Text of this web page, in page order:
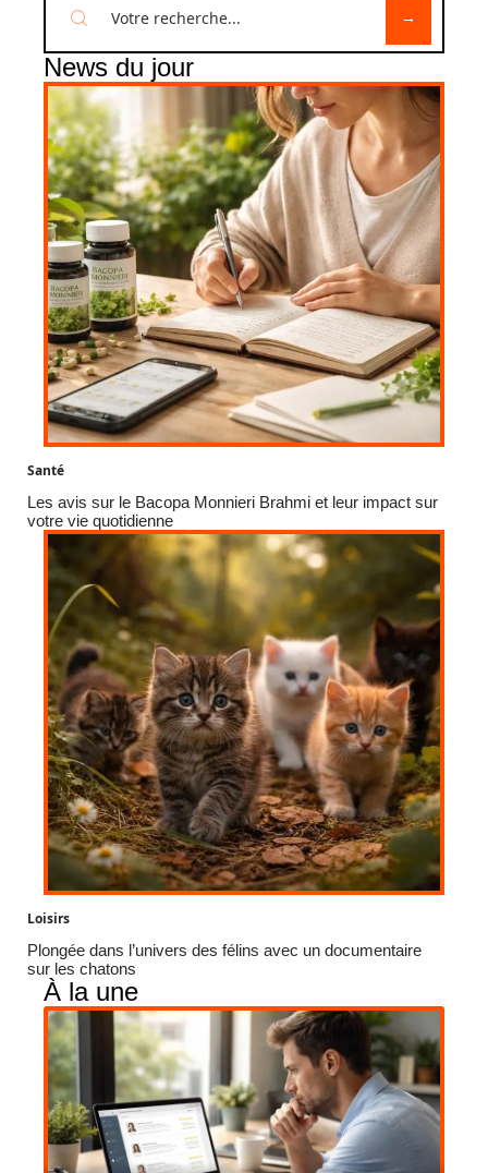
News du jour
Santé
Les avis sur le Bacopa Monnieri Brahmi et leur impact sur
votre vie quotidienne
Loisirs
Plongée dans l’univers des félins avec un documentaire
sur les chatons
À la une